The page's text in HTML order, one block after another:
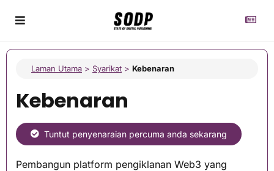
Laman Utama > Syarikat > Kebenaran
Kebenaran
Tuntut penyenaraian percuma anda sekarang
Pembangun platform pengiklanan Web3 yang